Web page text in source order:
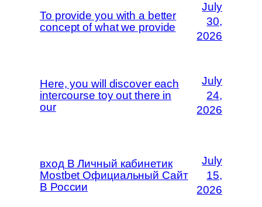
To provide you with a better
concept of what we provide
July
30,
2026
Here, you will discover each
intercourse toy out there in
our
July
24,
2026
вход В Личный кабинетик
Mostbet Официальный Сайт
В России
July
15,
2026